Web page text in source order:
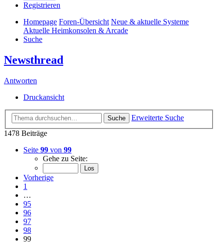
Registrieren
Homepage Foren-Übersicht Neue & aktuelle Systeme
Aktuelle Heimkonsolen & Arcade
Suche
Newsthread
Antworten
Druckansicht
Suche
Erweiterte Suche
1478 Beiträge
Seite 99 von 99
Gehe zu Seite:
Vorherige
1
…
95
96
97
98
99